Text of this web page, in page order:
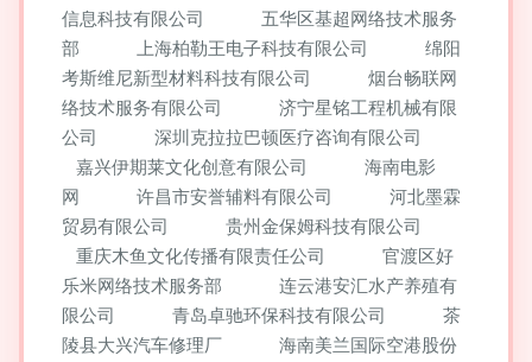
信息科技有限公司
五华区基超网络技术服务
部
上海柏勒王电子科技有限公司
绵阳
考斯维尼新型材料科技有限公司
烟台畅联网
络技术服务有限公司
济宁星铭工程机械有限
公司
深圳克拉拉巴顿医疗咨询有限公司
嘉兴伊期莱文化创意有限公司
海南电影
网
许昌市安誉辅料有限公司
河北墨霖
贸易有限公司
贵州金保姆科技有限公司
重庆木鱼文化传播有限责任公司
官渡区好
乐米网络技术服务部
连云港安汇水产养殖有
限公司
青岛卓驰环保科技有限公司
茶
陵县大兴汽车修理厂
海南美兰国际空港股份